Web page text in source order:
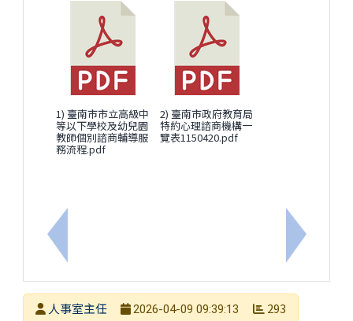
上一筆：臺南市政府115年度特約商店名單
1) 臺南市市立高級中
等以下學校及幼兒園
教師個別諮商輔導服
務流程.pdf
2) 臺南市政府教育局
特約心理諮商機構一
覽表1150420.pdf
下一筆：
發布者人事室主任
2026-04-09 09:39:13 293